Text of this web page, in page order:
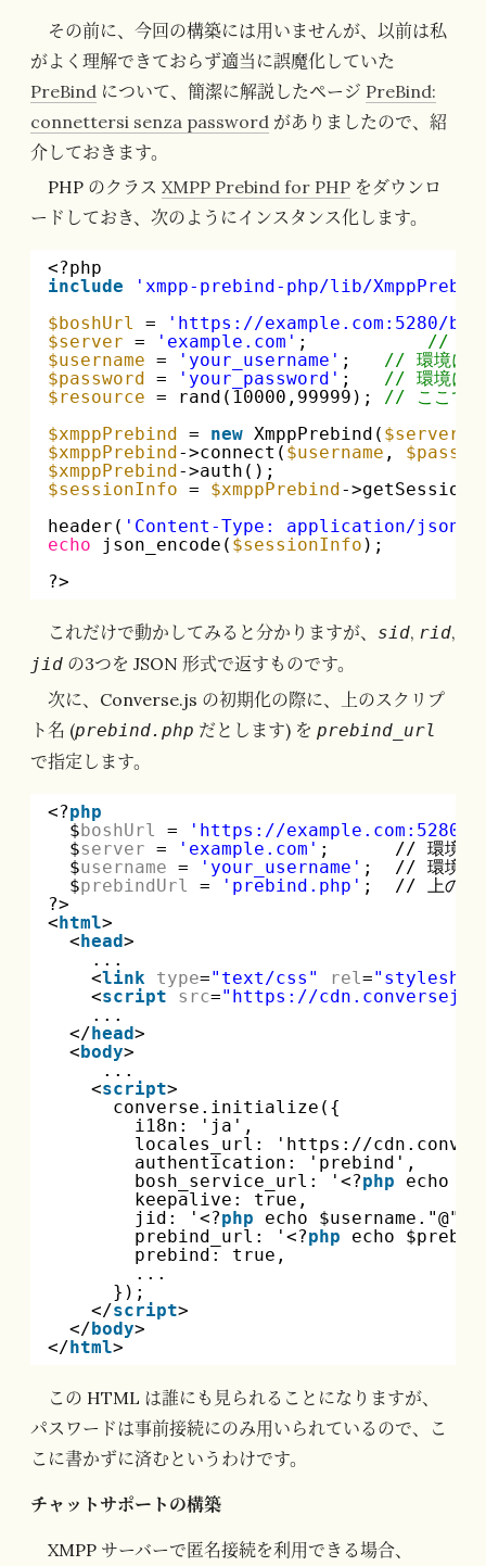
その前に、今回の構築には用いませんが、以前は私
がよく理解できておらず適当に誤魔化していた
PreBind について、簡潔に解説したページ PreBind:
connettersi senza password がありましたので、紹
介しておきます。
PHP のクラス XMPP Prebind for PHP をダウンロ
ードしておき、次のようにインスタンス化します。
<?php
include
'xmpp-prebind-php/lib/
$boshUrl
= ' https://example.com:5280/
$server = 'example.com' ; // 環
$username = 'your_username' ; // 環境に合
$password = 'your_password' ; // 環境に合
$resource = rand(10000,99999); // ここでは
$xmppPrebind = new XmppPrebind( $server
$xmppPrebind->connect( $username ,
$xmppPrebind->auth();
$sessionInfo = $xmppPrebind-
header( 'Content-Type: application/json'
echo
json_encode( $sessionInfo );
?>
これだけで動かしてみると分かりますが、 sid, rid,
jid の3つを JSON 形式で返すものです。
次に、Converse.js の初期化の際に、上のスクリプ
ト名 (prebind.php だとします) を prebind_url
で指定します。
<?php
$boshUrl = ' https://example.com:5280/
$server = 'example.com' ;      // 環境に
$username = 'your_username' ;  // 環境に
$prebindUrl = 'prebind.php' ;  // 上のス
?>
<html>
<head>
...
<link type="text/css" rel=
<script src=" https://
...
</head>
<body>
...
<script>
converse.initialize({
i18n: 'ja',
locales_url: ' https://
authentication: 'prebind',
bosh_service_url: '<?php
echo
keepalive: true,
jid: '<?php
echo
prebind_url: '<?php
echo
prebind: true,
...
});
</script>
</body>
</html>
この HTML は誰にも見られることになりますが、
パスワードは事前接続にのみ用いられているので、こ
こに書かずに済むというわけです。
チャットサポートの構築
XMPP サーバーで匿名接続を利用できる場合、